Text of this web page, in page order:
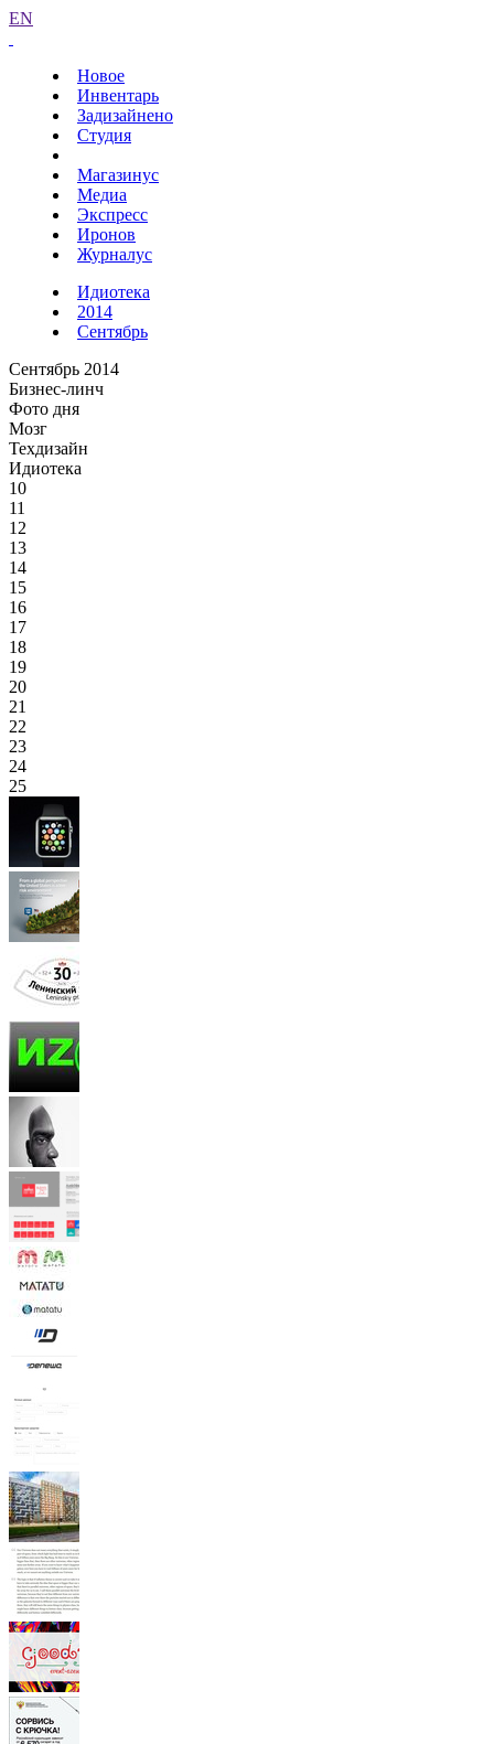
EN
Новое
Инвентарь
Задизайнено
Студия
Магазинус
Медиа
Экспресс
Иронов
Журналус
Идиотека
2014
Сентябрь
Сентябрь 2014
Бизнес-линч
Фото дня
Мозг
Техдизайн
Идиотека
10
11
12
13
14
15
16
17
18
19
20
21
22
23
24
25